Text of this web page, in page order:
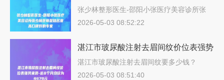
所张少林医师是知名度高口碑好的专家
张少林整形医生-邵阳小张医疗美容诊所张
少…
2026-05-03 08:52:22
湛江市玻尿酸注射去眉间纹价位表强势
来袭-近8个月均价为4479元
湛江市玻尿酸注射去眉间纹要多少钱？
202…
2026-05-03 08:51:40